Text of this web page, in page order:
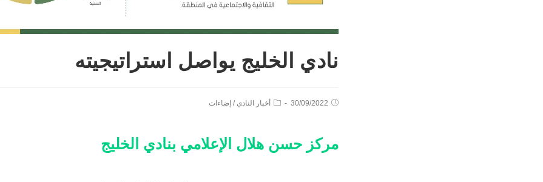
نادي الخليج يواصل استراتيجيته
30/09/2022 أخبار النادي / إضاءات
مركز حسن هلال الإعلامي بنادي الخليج